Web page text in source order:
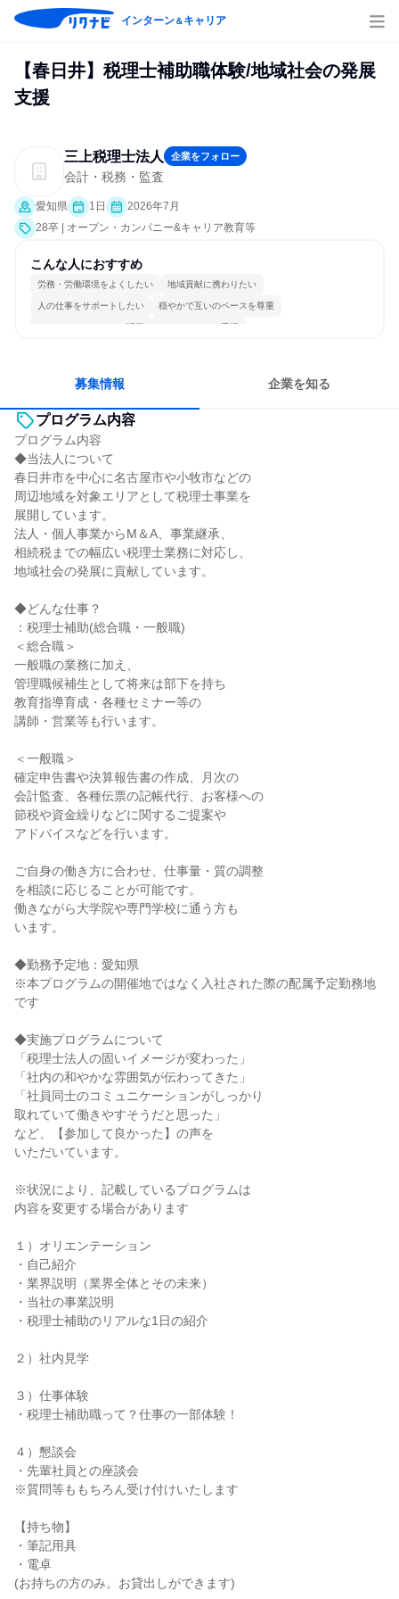
インターン＆キャリア
【春日井】税理士補助職体験/地域社会の発展
支援
三上税理士法人 企業をフォロー
会計・税務・監査
愛知県 1日
2026年7月
28卒 | オープン・カンパニー&キャリア教育等
こんな人におすすめ
労務・労働環境をよくしたい 地域貢献に携わりたい
人の仕事をサポートしたい 穏やかで互いのペースを尊重
コミュニケーションが活発 チームワークを重視
募集情報 企業を知る
プログラム内容
プログラム内容
◆当法人について
春日井市を中心に名古屋市や小牧市などの
周辺地域を対象エリアとして税理士事業を
展開しています。
法人・個人事業からM＆A、事業継承、
相続税までの幅広い税理士業務に対応し、
地域社会の発展に貢献しています。
◆どんな仕事？
：税理士補助(総合職・一般職)
＜総合職＞
一般職の業務に加え、
管理職候補生として将来は部下を持ち
教育指導育成・各種セミナー等の
講師・営業等も行います。
＜一般職＞
確定申告書や決算報告書の作成、月次の
会計監査、各種伝票の記帳代行、お客様への
節税や資金繰りなどに関するご提案や
アドバイスなどを行います。
ご自身の働き方に合わせ、仕事量・質の調整
を相談に応じることが可能です。
働きながら大学院や専門学校に通う方も
います。
◆勤務予定地：愛知県
※本プログラムの開催地ではなく入社された際の配属予定勤務地
です
◆実施プログラムについて
「税理士法人の固いイメージが変わった」
「社内の和やかな雰囲気が伝わってきた」
「社員同士のコミュニケーションがしっかり
取れていて働きやすそうだと思った」
など、【参加して良かった】の声を
いただいています。
※状況により、記載しているプログラムは
内容を変更する場合があります
１）オリエンテーション
・自己紹介
・業界説明（業界全体とその未来）
・当社の事業説明
・税理士補助のリアルな1日の紹介
２）社内見学
３）仕事体験
・税理士補助職って？仕事の一部体験！
４）懇談会
・先輩社員との座談会
※質問等ももちろん受け付けいたします
【持ち物】
・筆記用具
・電卓
(お持ちの方のみ。お貸出しができます)